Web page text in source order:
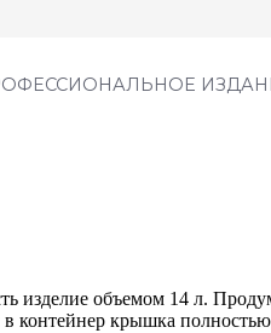
изделие объемом 14 л.
контейнер крышка